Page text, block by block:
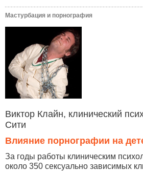
Мастурбация и порнография
Виктор Клайн, клинический
Сити
Влияние порнографии на
За годы работы клиническим
около 350 сексуально зависимых